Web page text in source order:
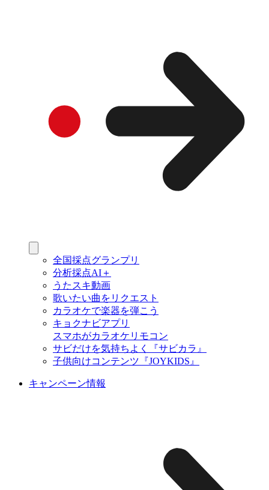
全国採点グランプリ
分析採点AI＋
うたスキ動画
歌いたい曲をリクエスト
カラオケで楽器を弾こう
キョクナビアプリ
スマホがカラオケリモコン
サビだけを気持ちよく『サビカラ』
子供向けコンテンツ『JOYKIDS』
キャンペーン情報